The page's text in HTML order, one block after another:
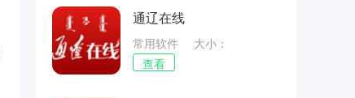
通辽在线
常用软件
大小：
33.65MB
查看